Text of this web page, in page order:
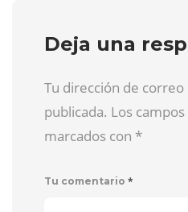
Deja una
Tu dirección de
publicada. Los
marcados con *
Tu comentario *